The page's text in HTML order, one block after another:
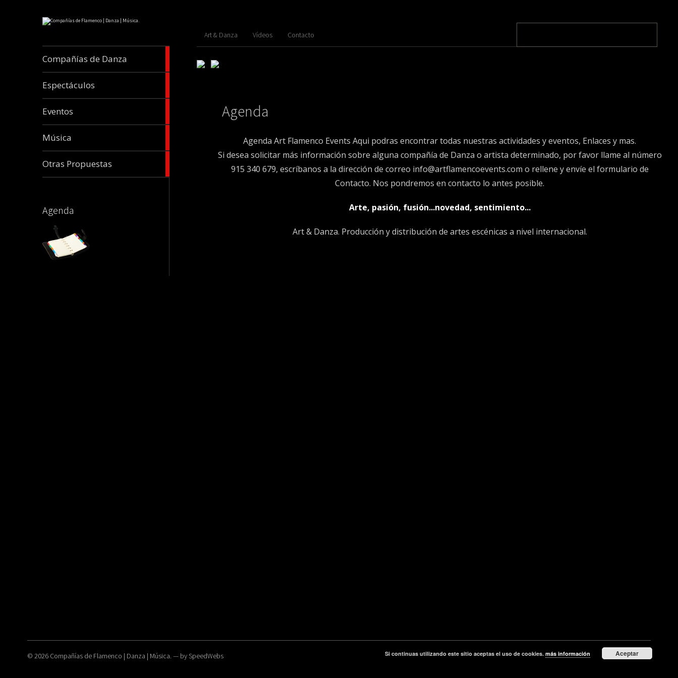
Compañías de Danza
Compañias
Espectáculos
Eventos
Música
Otras Propuestas
Agenda
Art & Danza Vídeos Contacto
Agenda
AgendaArt Flamenco Events Aqui podras encontrar todas nuestras actividades y eventos, Enlaces y mas.
Si desea solicitar más información sobre alguna compañía de Danza o artista determinado, por favor llame al número
915 340 679, escríbanos a la dirección de correo info@artflamencoevents.com o rellene y envíe el formulario de
Contacto. Nos pondremos en contacto lo antes posible.
Arte, pasión, fusión...novedad, sentimiento...
Art & Danza. Producción y distribución de artes escénicas a nivel internacional.
© 2026 Compañías de Flamenco | Danza | Música. — bySpeedWebs Si continuas utilizando este sitio aceptas el uso de cookies. más información Aceptar